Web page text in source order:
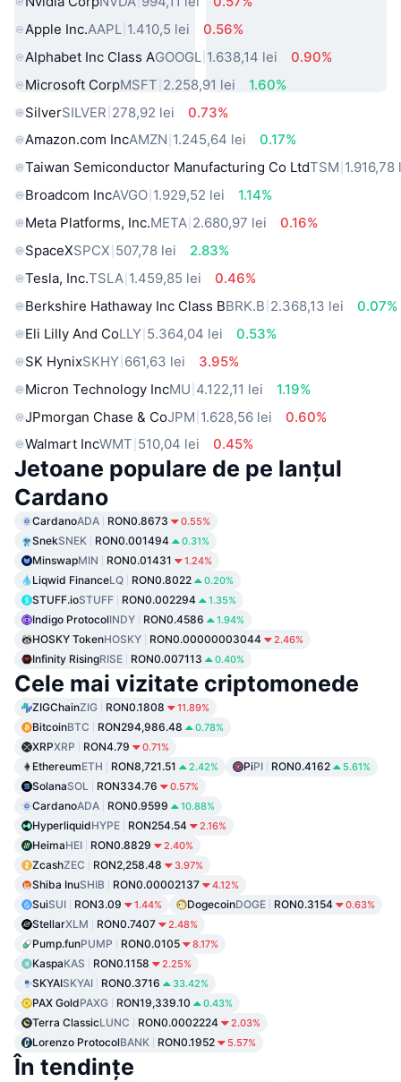
Apple Inc.AAPL 1.410,5 lei
0.56%
Alphabet Inc Class AGOOGL 1.638,14 lei
0.90%
Microsoft CorpMSFT 2.258,91 lei
1.60%
SilverSILVER 278,92 lei
0.73%
Amazon.com IncAMZN 1.245,64 lei
0.17%
Taiwan Semiconductor Manufacturing Co LtdTSM 1.916,78
Broadcom IncAVGO 1.929,52 lei
1.14%
Meta Platforms, Inc.META 2.680,97 lei
0.16%
SpaceXSPCX 507,78 lei
2.83%
Tesla, Inc.TSLA 1.459,85 lei
0.46%
Berkshire Hathaway Inc Class BBRK.B 2.368,13 lei
0.07%
Eli Lilly And CoLLY 5.364,04 lei
0.53%
SK HynixSKHY 661,63 lei
3.95%
Micron Technology IncMU 4.122,11 lei
1.19%
JPmorgan Chase & CoJPM 1.628,56 lei
0.60%
Walmart IncWMT 510,04 lei 0.45%
Jetoane populare de pe lanțul
Cardano
CardanoADA RON0.8673 0.55%
SnekSNEK RON0.001494 0.31%
MinswapMIN RON0.01431 1.24%
Liqwid FinanceLQ RON0.8022 0.20%
STUFF.ioSTUFF RON0.002294 1.35%
Indigo ProtocolINDY RON0.4586 1.94%
HOSKY TokenHOSKY RON0.00000003044 2.46%
Infinity RisingRISE RON0.007113 0.40%
Cele mai vizitate criptomonede
ZIGChainZIG RON0.1808 11.89%
BitcoinBTC RON294,986.48 0.78%
XRPXRP RON4.79 0.71%
EthereumETH RON8,721.51 2.42% PiPI RON0.4162 5.61%
SolanaSOL RON334.76 0.57%
CardanoADA RON0.9599 10.88%
HyperliquidHYPE RON254.54 2.16%
HeimaHEI RON0.8829 2.40%
ZcashZEC RON2,258.48 3.97%
Shiba InuSHIB RON0.00002137 4.12%
SuiSUI RON3.09 1.44% DogecoinDOGE RON0.3154 0.63%
StellarXLM RON0.7407 2.48%
Pump.funPUMP RON0.0105 8.17%
KaspaKAS RON0.1158 2.25%
SKYAISKYAI RON0.3716 33.42%
PAX GoldPAXG RON19,339.10 0.43%
Terra ClassicLUNC RON0.0002224 2.03%
Lorenzo ProtocolBANK RON0.1952 5.57%
În tendințe